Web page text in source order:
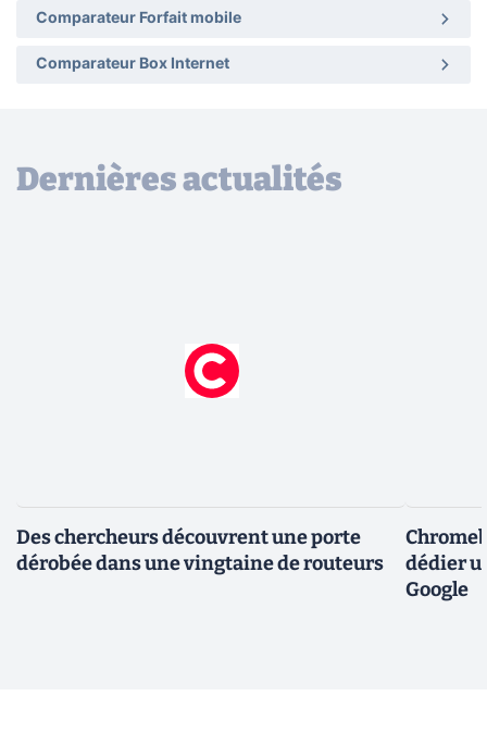
Comparateur Forfait mobile
Comparateur Box Internet
Dernières actualités
Des chercheurs découvrent une porte
dérobée dans une vingtaine de routeurs
dédier
Google